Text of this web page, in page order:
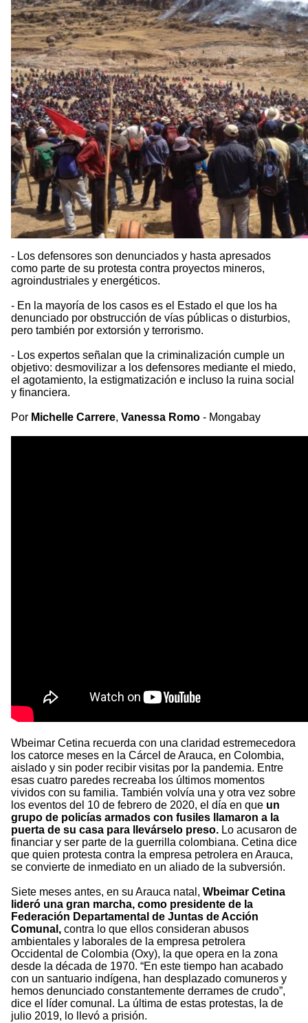
- Los defensores son denunciados y hasta apresados
como parte de su protesta contra proyectos mineros,
agroindustriales y energéticos.
- En la mayoría de los casos es el Estado el que los ha
denunciado por obstrucción de vías públicas o disturbios,
pero también por extorsión y terrorismo.
- Los expertos señalan que la criminalización cumple un
objetivo: desmovilizar a los defensores mediante el miedo,
el agotamiento, la estigmatización e incluso la ruina social
y financiera.
Por Michelle Carrere, Vanessa Romo - Mongabay
Wbeimar Cetina recuerda con una claridad estremecedora
los catorce meses en la Cárcel de Arauca, en Colombia,
aislado y sin poder recibir visitas por la pandemia. Entre
esas cuatro paredes recreaba los últimos momentos
vividos con su familia. También volvía una y otra vez sobre
los eventos del 10 de febrero de 2020, el día en que un
grupo de policías armados con fusiles llamaron a la
puerta de su casa para llevárselo preso. Lo acusaron de
financiar y ser parte de la guerrilla colombiana. Cetina dice
que quien protesta contra la empresa petrolera en Arauca,
se convierte de inmediato en un aliado de la subversión.
Siete meses antes, en su Arauca natal, Wbeimar Cetina
lideró una gran marcha, como presidente de la
Federación Departamental de Juntas de Acción
Comunal, contra lo que ellos consideran abusos
ambientales y laborales de la empresa petrolera
Occidental de Colombia (Oxy), la que opera en la zona
desde la década de 1970. “En este tiempo han acabado
con un santuario indígena, han desplazado comuneros y
hemos denunciado constantemente derrames de crudo”,
dice el líder comunal. La última de estas protestas, la de
julio 2019, lo llevó a prisión.